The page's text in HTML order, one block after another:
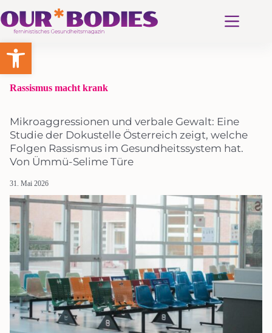
Werkzeugleiste öffnen
Inhalt
springen
Rassismus macht krank
Mikroaggressionen und verbale Gewalt: Eine
Studie der Dokustelle Österreich zeigt, welche
Folgen Rassismus im Gesundheitssystem hat.
Von Ümmü-Selime Türe
31. Mai 2026